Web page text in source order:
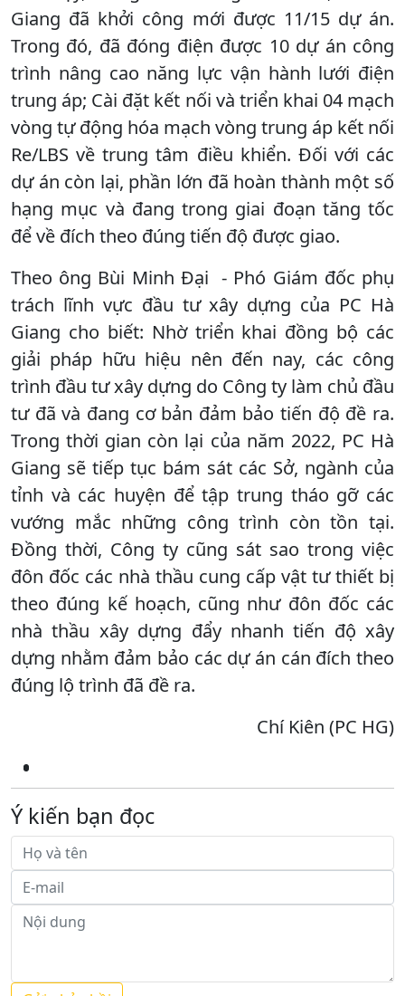
Giang đã khởi công mới được 11/15 dự án.
Trong đó, đã đóng điện được 10 dự án công
trình nâng cao năng lực vận hành lưới điện
trung áp; Cài đặt kết nối và triển khai 04 mạch
vòng tự động hóa mạch vòng trung áp kết nối
Re/LBS về trung tâm điều khiển. Đối với các
dự án còn lại, phần lớn đã hoàn thành một số
hạng mục và đang trong giai đoạn tăng tốc
để về đích theo đúng tiến độ được giao.
Theo ông Bùi Minh Đại - Phó Giám đốc phụ
trách lĩnh vực đầu tư xây dựng của PC Hà
Giang cho biết: Nhờ triển khai đồng bộ các
giải pháp hữu hiệu nên đến nay, các công
trình đầu tư xây dựng do Công ty làm chủ đầu
tư đã và đang cơ bản đảm bảo tiến độ đề ra.
Trong thời gian còn lại của năm 2022, PC Hà
Giang sẽ tiếp tục bám sát các Sở, ngành của
tỉnh và các huyện để tập trung tháo gỡ các
vướng mắc những công trình còn tồn tại.
Đồng thời, Công ty cũng sát sao trong việc
đôn đốc các nhà thầu cung cấp vật tư thiết bị
theo đúng kế hoạch, cũng như đôn đốc các
nhà thầu xây dựng đẩy nhanh tiến độ xây
dựng nhằm đảm bảo các dự án cán đích theo
đúng lộ trình đã đề ra.
Chí Kiên (PC HG)
Ý kiến bạn đọc